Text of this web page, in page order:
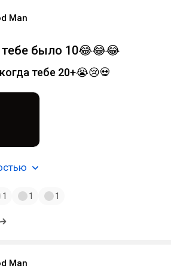
Man
тебе было 10😂😂😂
тебе 20+😭😢💀
1 1 1
Man